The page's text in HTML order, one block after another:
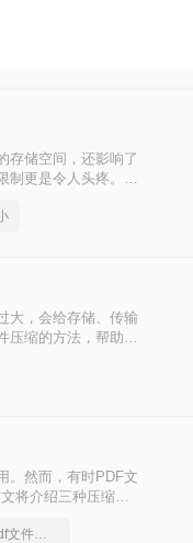
存储空间，还影响了
制更是令人头疼。本
大，会给存储、传输
压缩的方法，帮助您
。然而，有时PDF文
将介绍三种压缩
你一定要看的压缩pdf文件方法，看到的都学会了